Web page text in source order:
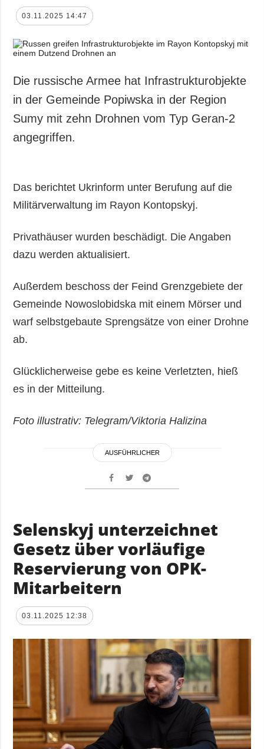
03.11.2025 14:47
Die russische Armee hat Infrastrukturobjekte
in der Gemeinde Popiwska in der Region
Sumy mit zehn Drohnen vom Typ Geran-2
angegriffen.
Das berichtet Ukrinform unter Berufung auf die
Militärverwaltung im Rayon Kontopskyj.
Privathäuser wurden beschädigt. Die Angaben
dazu werden aktualisiert.
Außerdem beschoss der Feind Grenzgebiete der
Gemeinde Nowoslobidska mit einem Mörser und
warf selbstgebaute Sprengsätze von einer Drohne
ab.
Glücklicherweise gebe es keine Verletzten, hieß
es in der Mitteilung.
Foto illustrativ: Telegram/Viktoria Halizina
AUSFÜHRLICHER
Selenskyj unterzeichnet
Gesetz über vorläufige
Reservierung von OPK-
Mitarbeitern
03.11.2025 12:38